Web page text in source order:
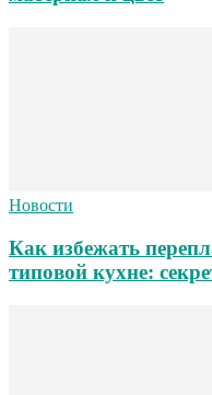
Новости
Как избежать
типовой кухне: